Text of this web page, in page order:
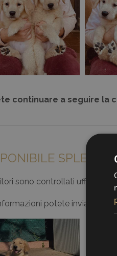
continuare a seguire la
sono controllati
potete inviarci